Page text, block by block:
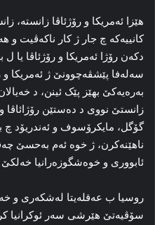
هێزا ئەمریکا و رۆژئاڤا
کانییەکە چ جار ژ کار ناکەڤیت و
دکەن رۆژا ئەمریکا و رۆژئاڤا یا
سەلەفا پێشڤەچوونێ ژ ئەمریکا
بەرەیەکێ بهێز پێک ئینن، د
زانستێ نووی د دەستێن رۆژائاڤا
گۆگل، مایکرۆسوف و ئەندریۆد چ
ناهێنەکرن، ژ خوە ئەم بەحسێ
ئابووری و خوەشگوزەرانیا خەلکێ
روسیا ب عەقلەیتا لەشکەری و
سۆڤیەتێ هێرشی سەر ئوکرانیا